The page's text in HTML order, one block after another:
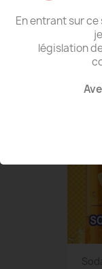
En entrant sur
législation